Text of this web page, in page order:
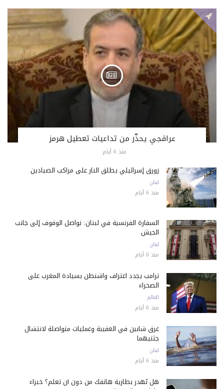
عراقجي يحذّر من تداعيات تعطيل هرمز
منذ 6 أيام
زورق إسرائيلي يطلق النار على مراكب الصيادين
لبنان
منذ 6 أيام
السفارة الفرنسية في لبنان: نواصل الوقوف إلى جانب
الجيش
لبنان
منذ 6 أيام
ترامب يجدد اعتراف واشنطن بسيادة المغرب على
الصحراء
العالم
منذ 6 أيام
غرق شابين في العقيبة وعمليات متواصلة لانتشال
جثتيهما
لبنان
منذ 6 أيام
هل تُهدر بطارية هاتفك من دون أن تعلم؟ خبراء